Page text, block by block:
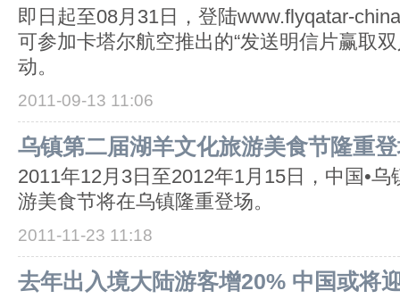
即日起至08月31日，登陆www.flyqatar-
可参加卡塔尔航空推出的“发送明信片赢取
动。
2011-09-13 11:06
乌镇第二届湖羊文化旅游美食节隆重
2011年12月3日至2012年1月15日，中国•
游美食节将在乌镇隆重登场。
2011-11-23 11:18
去年出入境大陆游客增20% 中国或将